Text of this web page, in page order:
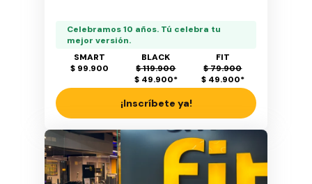
Celebramos 10 años. Tú celebra tu
mejor versión.
SMART
$ 99.900
BLACK
$ 119.900
$ 49.900*
FIT
$ 79.900
$ 49.900*
¡Inscríbete ya!